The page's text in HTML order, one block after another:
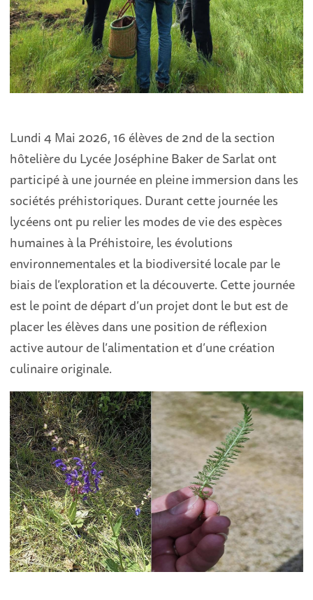
Lundi 4 Mai 2026, 16 élèves de 2nd de la section
hôtelière du Lycée Joséphine Baker de Sarlat ont
participé à une journée en pleine immersion dans les
sociétés préhistoriques. Durant cette journée les
lycéens ont pu relier les modes de vie des espèces
humaines à la Préhistoire, les évolutions
environnementales et la biodiversité locale par le
biais de l’exploration et la découverte. Cette journée
est le point de départ d’un projet dont le but est de
placer les élèves dans une position de réflexion
active autour de l’alimentation et d’une création
culinaire originale.